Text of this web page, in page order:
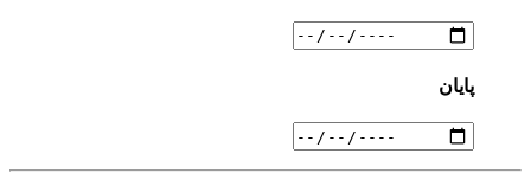
پایان